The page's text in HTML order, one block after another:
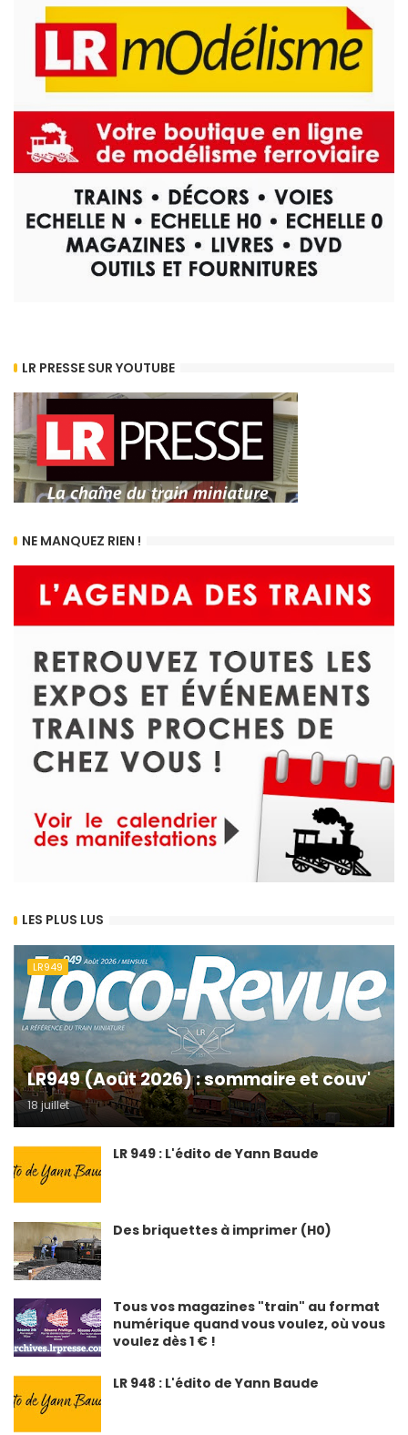
LR PRESSE SUR YOUTUBE
NE MANQUEZ RIEN !
LES PLUS LUS
LR949
LR949 (Août 2026) : sommaire et couv'
18 juillet
LR 949 : L'édito de Yann Baude
Des briquettes à imprimer (H0)
Tous vos magazines "train" au format
numérique quand vous voulez, où vous
voulez dès 1 € !
LR 948 : L'édito de Yann Baude